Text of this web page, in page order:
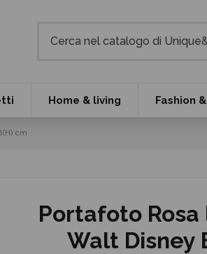
Home & living Fashion
cm
Portafoto Rosa
Walt Disney